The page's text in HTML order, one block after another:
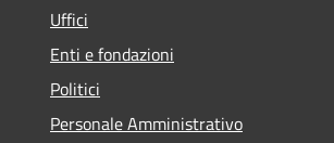
Uffici
Enti e fondazioni
Politici
Personale Amministrativo